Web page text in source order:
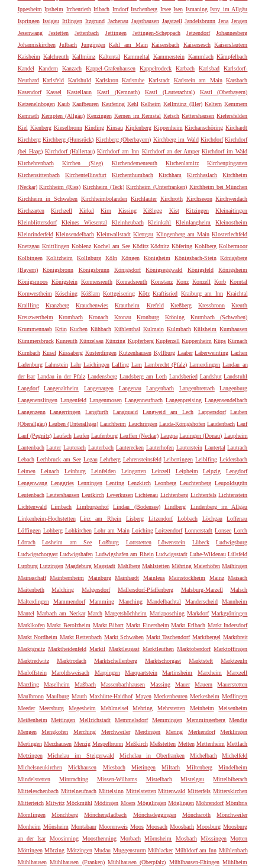
Ippesheim Ipsheim Irchenrieth Irlbach Irndorf Irschenberg Irsee Isen Ismaning Isny im Allgäu
Ispringen Issigau Ittlingen Itzgrund Jachenau Jagsthausen Jagstzell Jandelsbrunn Jena Jengen
Jesenwang
Jestetten Jettenbach Jettingen Jettingen-Scheppach Jetzendorf
Johannesberg
Johanniskirchen
Julbach Jungingen Kahl am Main Kaisersbach Kaisersesch
Kaiserslautern
Kaisheim Kalchreuth Kallmünz Kaltental Kammeltal Kammerstein Kammlach Kämpfelbach
Kandel
Kandern Kanzach Kappel-Grafenhausen Kappelrodeck Karbach Karlsbad
Karlsdorf-
Neuthard
Karlsfeld Karlshuld Karlskron Karlsruhe Karlstadt Karlstein am Main
Karsbach
Kasendorf
Kassel Kastellaun Kastl (Kemnath) Kastl (Lauterachtal)
Kastl (Oberbayern)
Katzenelnbogen Kaub Kaufbeuren Kaufering Kehl Kelheim Kellmünz (Iller) Keltern Kemmern
Kemnath Kempten (Allgäu) Kenzingen Kernen im Remstal Ketsch Kettershausen Kiefersfelden
Kiel Kienberg Kieselbronn Kinding Kinsau Kipfenberg Kippenheim Kirchanschöring Kirchardt
Kirchberg Kirchberg (Hunsrück) Kirchberg (Oberbayern) Kirchberg im Wald Kirchdorf Kirchdorf
(bei Haag) Kirchdorf (Hallertau) Kirchdorf am Inn Kirchdorf an der Amper Kirchdorf im Wald
Kirchehrenbach
Kirchen (Sieg) Kirchendemenreuth Kirchenlamitz
Kirchenpingarten
Kirchensittenbach
Kirchentellinsfurt Kirchenthumbach Kirchham Kirchhaslach
Kirchheim
(Neckar) Kirchheim (Ries) Kirchheim (Teck) Kirchheim (Unterfranken) Kirchheim bei München
Kirchheim in Schwaben Kirchheimbolanden Kirchlauter Kirchroth Kirchseeon Kirchweidach
Kirchzarten
Kirchzell Kirkel Kirn Kissing Kißlegg Kist Kitzingen
Kleinaitingen
Kleinblittersdorf
Kleines Wiesental Kleinheubach Kleinkahl Kleinlangheim
Kleinostheim
Kleinrinderfeld Kleinsendelbach Kleinwallstadt Klettgau Klingenberg am Main Klosterlechfeld
Knetzgau Knittlingen Koblenz Kochel am See Köditz Ködnitz Köfering Kohlberg Kolbermoor
Kolbingen
Kolitzheim Kollnburg Köln Köngen Königheim Königsbach-Stein
Königsberg
(Bayern)
Königsbronn Königsbrunn Königsdorf Königseggwald Königsfeld
Königsheim
Königsmoos Königstein Konnersreuth Konradsreuth Konstanz Konz Konzell Korb Korntal
Kornwestheim Kösching Kößlarn Kottgeisering Kötz Kraftisried Kraiburg am Inn Kraichtal
Krailling
Kranzberg Krauchenwies Krautheim Krefeld Kreßberg Kressbronn
Kreuth
Kreuzwertheim
Krombach Kronach Kronau Kronburg Kröning
Krumbach (Schwaben)
Krummennaab Krün Kuchen Kühbach Kühlenthal Kulmain Kulmbach Külsheim Kumhausen
Kümmersbruck Kunreuth Künzelsau Künzing Kupferberg Kupferzell Kuppenheim Küps Kürnach
Kürnbach Kusel Küssaberg Kusterdingen Kutzenhausen Kyllburg Laaber Laberweinting Lachen
Ladenburg Lahnstein Lahr Laichingen Lalling Lam Lambrecht (Pfalz) Lamerdingen Landau an
der Isar Landau in der Pfalz Landensberg Landsberg am Lech Landsberied Landshut Landstuhl
Langdorf
Langenaltheim Langenargen Langenau Langenbach Langenbrettach
Langenburg
Langenenslingen Langenfeld Langenmosen Langenneufnach Langenpreising Langensendelbach
Langenzenn
Langerringen Langfurth Langquaid Langweid am Lech Lappersdorf
Lauben
(Oberallgäu) Lauben (Unterallgäu) Lauchheim Lauchringen Lauda-Königshofen Laudenbach Lauf
Lauf (Pegnitz) Laufach Laufen Laufenburg Lauffen (Neckar) Laugna Lauingen (Donau) Laupheim
Lautenbach Lauter Lauterach Lauterbach Lauterecken Lauterhofen Lauterstein Lautertal Lautrach
Lebach Lechbruck am See Legau Lehrberg Lehrensteinsfeld Leibertingen Leiblfing Leidersbach
Leimen
Leinach Leinburg Leinfelden Leingarten Leinzell Leipheim Leipzig
Lengdorf
Lengenwang Lenggries Lenningen Lenting Lenzkirch Leonberg Leuchtenberg Leupoldsgrün
Leutenbach Leutershausen Leutkirch Leverkusen Lichtenau Lichtenberg Lichtenfels Lichtenstein
Lichtenwald
Limbach Limburgerhof Lindau (Bodensee) Lindberg
Lindenberg im Allgäu
Linkenheim-Hochstetten
Linz am Rhein Lisberg Litzendorf Lobbach Löchgau
Loffenau
Löffingen Lohberg Lohkirchen Lohr am Main Loiching Loitzendorf Lonnerstadt Lonsee Lorch
Lörrach
Losheim am See Loßburg Lottstetten Löwenstein Lübeck
Ludwigsburg
Ludwigschorgast Ludwigshafen Ludwigshafen am Rhein Ludwigsstadt Luhe-Wildenau Lülsfeld
Lupburg Lutzingen Magdeburg Magstadt Mahlberg Mahlstetten Mähring Maierhöfen Maihingen
Mainaschaff Mainbernheim Mainburg Mainhardt Mainleus Mainstockheim Mainz Maisach
Maitenbeth
Malching Malgersdorf Mallersdorf-Pfaffenberg Malsburg-Marzell
Malsch
Malterdingen
Mammendorf Mamming Manching Mandelbachtal Manderscheid
Mannheim
Mantel Marbach am Neckar March Margetshöchheim Mariaposching Markdorf Markgröningen
Marklkofen Markt Berolzheim Markt Bibart Markt Einersheim Markt Erlbach Markt Indersdorf
Markt Nordheim Markt Rettenbach Markt Schwaben Markt Taschendorf Marktbergel Marktbreit
Marktgraitz Marktheidenfeld Marktl Marktleugast Marktleuthen Marktoberdorf Marktoffingen
Marktredwitz
Marktrodach Marktschellenberg Marktschorgast Marktsteft
Marktzeuln
Marloffstein
Maroldsweisach Marpingen Marquartstein Martinsheim Marxheim
Marxzell
Marzling
Maselheim Maßbach Massenbachhausen Massing Mauer Mauern
Mauerstetten
Maulbronn Maulburg Mauth Maxhütte-Haidhof Mayen Meckenbeuren Meckesheim Medlingen
Meeder
Meersburg Megesheim Mehlmeisel Mehring Mehrstetten Meinheim
Meisenheim
Meißenheim
Meitingen Mellrichstadt Memmelsdorf Memmingen Memmingerberg
Mendig
Mengen
Mengkofen Merching Merchweiler Merdingen Mering Merkendorf
Merklingen
Mertingen Merzhausen Merzig Mespelbrunn Meßkirch Meßstetten Metten Mettenheim Mettlach
Metzingen
Michelau im Steigerwald Michelau in Oberfranken Michelbach
Michelfeld
Michelsneukirchen
Mickhausen Miesbach Mietingen Miltach Miltenberg
Mindelheim
Mindelstetten
Mintraching Missen-Wilhams Mistelbach Mistelgau
Mittelbiberach
Mitteleschenbach Mittelneufnach Mittelsinn Mittelstetten Mittenwald Mitterfels Mitterskirchen
Mitterteich Mitwitz Möckmühl Mödingen Moers Mögglingen Möglingen Möhrendorf Mömbris
Mömlingen
Mönchberg Mönchengladbach Mönchsdeggingen Mönchsroth
Mönchweiler
Monheim Mönsheim Montabaur Moorenweis Moos Moosach Moosbach Moosburg Moosburg
an der Isar
Moosinning Moosthenning Morbach Mörnsheim Mosbach Mössingen Motten
Möttingen Mötzing Mötzingen Mudau Muggensturm Mühlacker Mühldorf am Inn Mühlenbach
Mühlhausen Mühlhausen (Franken) Mühlhausen (Oberpfalz) Mühlhausen-Ehingen Mühlheim